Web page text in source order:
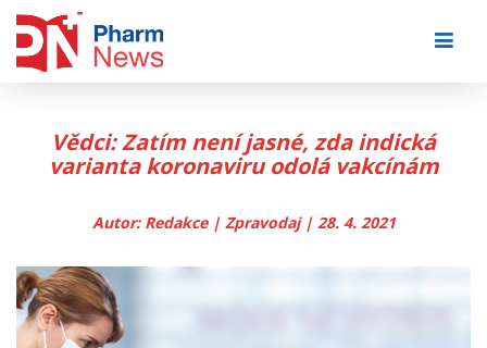
Vědci: Zatím není jasné, zda indická
varianta koronaviru odolá vakcínám
Autor: Redakce | Zpravodaj | 28. 4. 2021